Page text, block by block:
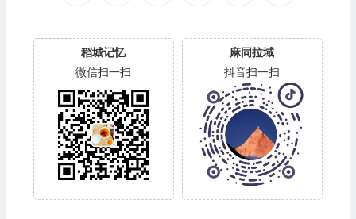
稻城记忆
微信扫一扫
麻同拉域
抖音扫一扫